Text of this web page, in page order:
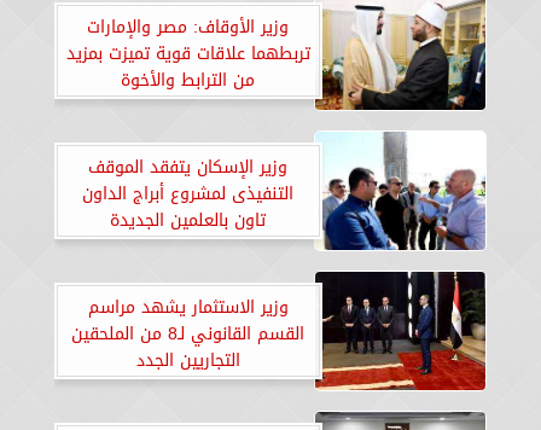
وزير الأوقاف: مصر والإمارات
تربطهما علاقات قوية تميزت بمزيد
من الترابط والأخوة
وزير الإسكان يتفقد الموقف
التنفيذى لمشروع أبراج الداون
تاون بالعلمين الجديدة
وزير الاستثمار يشهد مراسم
القسم القانوني لـ8 من الملحقين
التجاريين الجدد